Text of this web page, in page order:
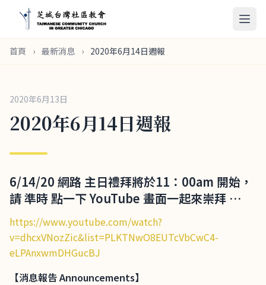
首頁 › 最新消息 › 2020年6月14日週報
2020年6月13日
2020年6月14日週報
6/14/20 網路 主日禮拜將於11：00am 開始，
請 準時 點一下 YouTube 畫面一起來崇拜 …
https://www.youtube.com/watch?
v=dhcxVNozZic&list=PLKTNwO8EUTcVbCwC4-
eLPAnxwmDHGucBJ
【消息報告Announcements】